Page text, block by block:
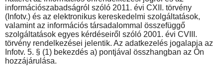
információszabadságról szóló 2011. évi CXII. törvény
(Infotv.) és az elektronikus kereskedelmi szolgáltatások,
valamint az információs társadalommal összefüggő
szolgáltatások egyes kérdéseiről szóló 2001. évi CVIII.
törvény rendelkezései jelentik. Az adatkezelés jogalapja az
Infotv. 5. § (1) bekezdés a) pontjával összhangban az Ön
hozzájárulása.